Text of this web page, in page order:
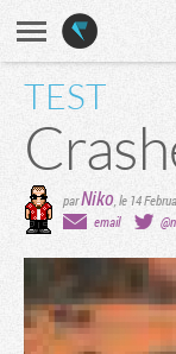
TEST
parNiko,le 14
email